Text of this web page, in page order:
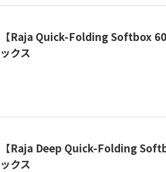
【Raja Quick-Folding Softbox
ックス
【Raja Deep Quick-Folding
ックス